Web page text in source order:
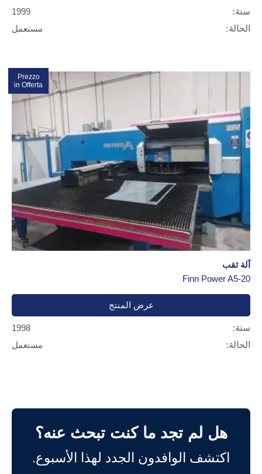
سنة:
1999
الحالة:
مستعمل
Prezzo
in Offerta
آلة ثقب
Finn Power A5-20
عرض المنتج
سنة:
1998
الحالة:
مستعمل
هل لم تجد ما كنت تبحث عنه؟
اكتشف الوافدون الجدد لهذا الأسبوع.